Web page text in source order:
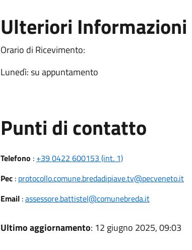
Ulteriori Informazioni
Orario di Ricevimento:
Lunedì: su appuntamento
Punti di contatto
Telefono : +39 0422 600153 (int. 1)
Pec: protocollo.comune.bredadipiave.tv@pecveneto.it
Email:assessore.battistel@comunebreda.it
Ultimo aggiornamento: 12 giugno 2025, 09:03